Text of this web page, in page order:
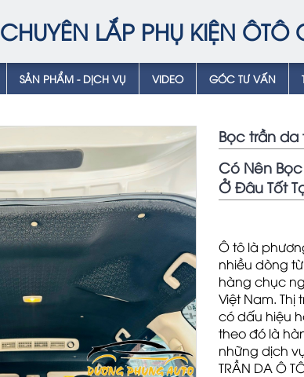
CHUYÊN LẮP PHỤ KIỆN
SẢN PHẨM - DỊCH VỤ VIDEO GÓC TƯ VẤN
Bọc trần
Có Nên
Ở Đâu Tốt
Ô tô là
nhiều dòng
hàng chục
Việt Nam.
có dấu hiệu
theo đó là
những dịch
TRẦN DA Ô